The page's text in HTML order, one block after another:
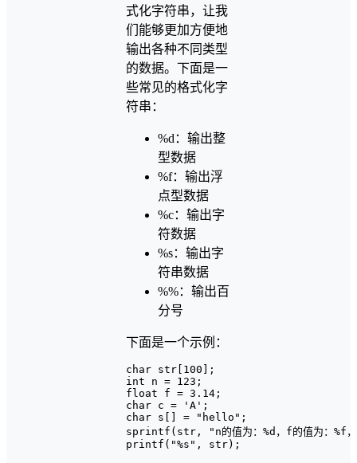
式化字符串，让我
们能够更加方便地
输出各种不同类型
的数据。下面是一
些常见的格式化字
符串：
%d：输出整
型数据
%f：输出浮
点型数据
%c：输出字
符数据
%s：输出字
符串数据
%%：输出百
分号
下面是一个示例：
char str[100];
int n = 123;
float f = 3.14;
char c = 'A';
char s[] = "hello";
sprintf(str, "n的值为：%d，f的值为：%f